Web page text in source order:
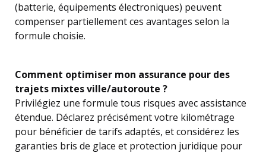
(batterie, équipements électroniques) peuvent
compenser partiellement ces avantages selon la
formule choisie.
Comment optimiser mon assurance pour des
trajets mixtes ville/autoroute ?
Privilégiez une formule tous risques avec assistance
étendue. Déclarez précisément votre kilométrage
pour bénéficier de tarifs adaptés, et considérez les
garanties bris de glace et protection juridique pour